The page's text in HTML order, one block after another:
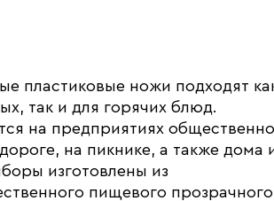
пластиковые ножи подходят
так и для горячих блюд.
на предприятиях
на пикнике, а также дома
изготовлены из
пищевого прозрачного